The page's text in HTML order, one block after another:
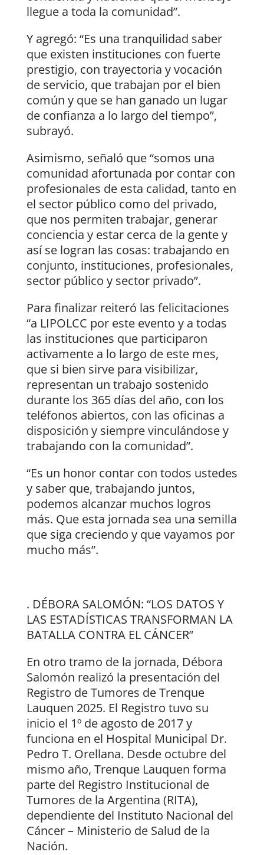
llegue a toda la comunidad”.
Y agregó: “Es una tranquilidad saber
que existen instituciones con fuerte
prestigio, con trayectoria y vocación
de servicio, que trabajan por el bien
común y que se han ganado un lugar
de confianza a lo largo del tiempo”,
subrayó.
Asimismo, señaló que “somos una
comunidad afortunada por contar con
profesionales de esta calidad, tanto en
el sector público como del privado,
que nos permiten trabajar, generar
conciencia y estar cerca de la gente y
así se logran las cosas: trabajando en
conjunto, instituciones, profesionales,
sector público y sector privado”.
Para finalizar reiteró las felicitaciones
“a LIPOLCC por este evento y a todas
las instituciones que participaron
activamente a lo largo de este mes,
que si bien sirve para visibilizar,
representan un trabajo sostenido
durante los 365 días del año, con los
teléfonos abiertos, con las oficinas a
disposición y siempre vinculándose y
trabajando con la comunidad”.
“Es un honor contar con todos ustedes
y saber que, trabajando juntos,
podemos alcanzar muchos logros
más. Que esta jornada sea una semilla
que siga creciendo y que vayamos por
mucho más”.
. DÉBORA SALOMÓN: “LOS DATOS Y
LAS ESTADÍSTICAS TRANSFORMAN LA
BATALLA CONTRA EL CÁNCER”
En otro tramo de la jornada, Débora
Salomón realizó la presentación del
Registro de Tumores de Trenque
Lauquen 2025. El Registro tuvo su
inicio el 1º de agosto de 2017 y
funciona en el Hospital Municipal Dr.
Pedro T. Orellana. Desde octubre del
mismo año, Trenque Lauquen forma
parte del Registro Institucional de
Tumores de la Argentina (RITA),
dependiente del Instituto Nacional del
Cáncer – Ministerio de Salud de la
Nación.